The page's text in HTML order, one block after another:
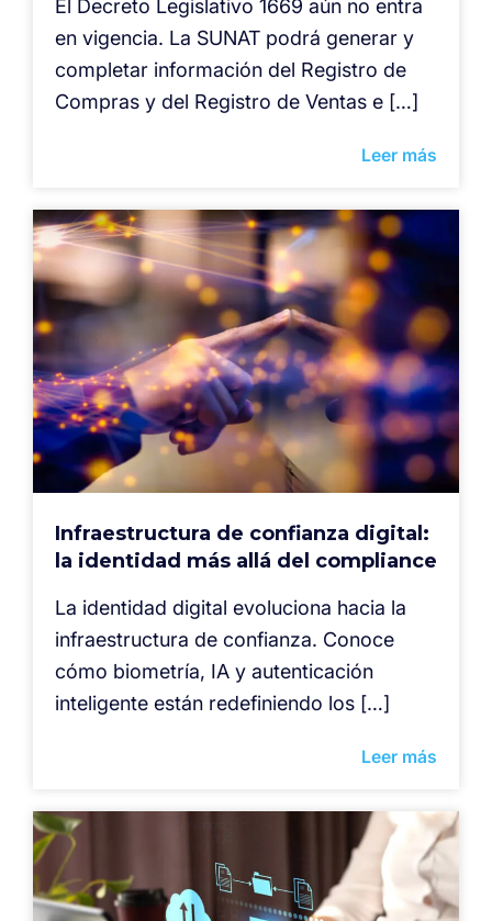
El Decreto Legislativo 1669 aún no entra
en vigencia. La SUNAT podrá generar y
completar información del Registro de
Compras y del Registro de Ventas e […]
Leer más
Infraestructura de confianza digital:
la identidad más allá del compliance
La identidad digital evoluciona hacia la
infraestructura de confianza. Conoce
cómo biometría, IA y autenticación
inteligente están redefiniendo los […]
Leer más